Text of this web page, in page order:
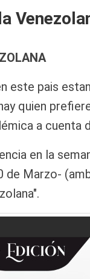
este pais
quien
a
en la
Marzo-